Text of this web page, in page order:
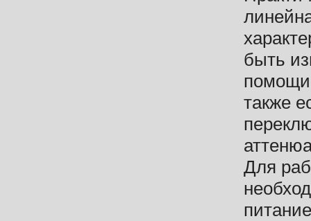
быть
помощи
также
Для